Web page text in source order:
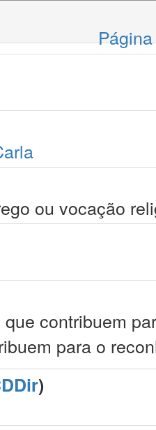
ou vocação
que contribuem
para o
)